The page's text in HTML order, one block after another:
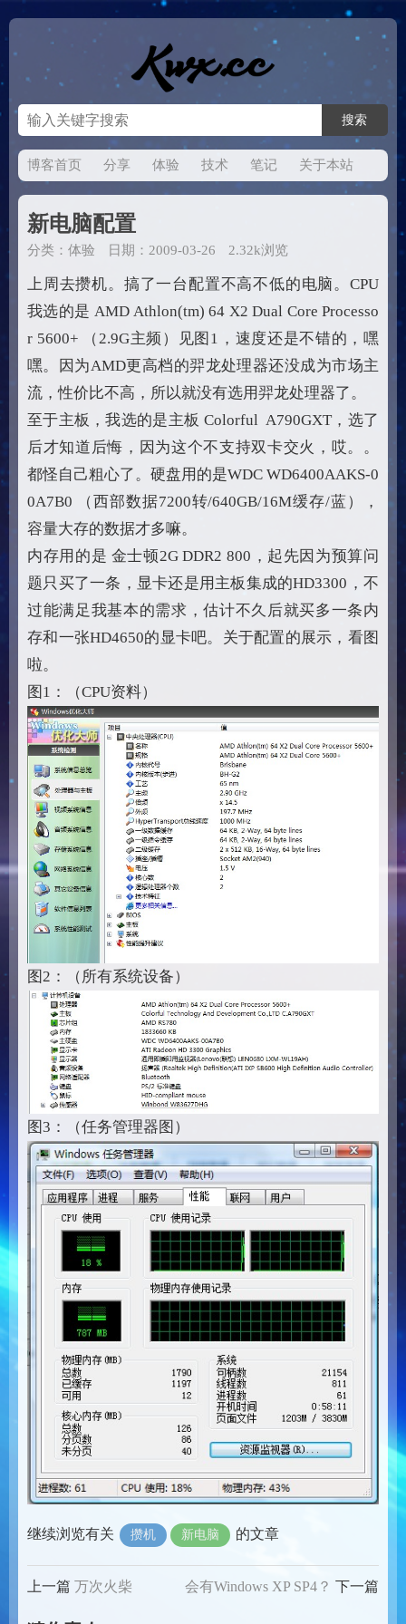
博客首页 分享 体验 技术 笔记 关于本站
新电脑配置
分类： 体验 日期：2009-03-26 2.32k浏览
上周去攒机。搞了一台配置不高不低的电脑。CPU
我选的是 AMD Athlon(tm) 64 X2 Dual Core Processo
r 5600+ （2.9G主频）见图1，速度还是不错的，嘿
嘿。因为AMD更高档的羿龙处理器还没成为市场主
流，性价比不高，所以就没有选用羿龙处理器了。
至于主板，我选的是主板 Colorful A790GXT，选了
后才知道后悔，因为这个不支持双卡交火，哎。。
都怪自己粗心了。硬盘用的是WDC WD6400AAKS-0
0A7B0 （西部数据7200转/640GB/16M缓存/蓝），
容量大存的数据才多嘛。
内存用的是 金士顿2G DDR2 800，起先因为预算问
题只买了一条，显卡还是用主板集成的HD3300，不
过能满足我基本的需求，估计不久后就买多一条内
存和一张HD4650的显卡吧。关于配置的展示，看图
啦。
图1：（CPU资料）
图2：（所有系统设备）
图3：（任务管理器图）
继续浏览有关 攒机 新电脑 的文章
上一篇 万次火柴 会有Windows XP SP4？ 下一篇